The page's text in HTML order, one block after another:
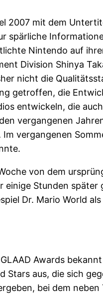
2007 mit dem
spärliche
Nintendo auf
Division Shinya
nicht die
getroffen, die
entwickeln, die
vergangenen
vergangenen
von dem
Stunden später
Dr. Mario World als
Awards
Stars aus, die sich
bei dem neben